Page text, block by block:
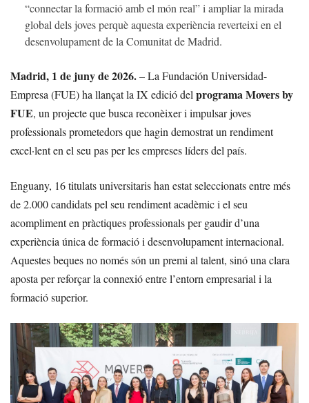
“connectar la formació amb el món real” i ampliar la mirada
global dels joves perquè aquesta experiència reverteixi en el
desenvolupament de la Comunitat de Madrid.
Madrid, 1 de juny de 2026.– La Fundación Universidad-
Empresa (FUE) ha llançat la IX edició delprograma Movers by
FUE, un projecte que busca reconèixer i impulsar joves
professionals prometedors que hagin demostrat un rendiment
excel·lent en el seu pas per les empreses líders del país.
Enguany, 16 titulats universitaris han estat seleccionats entre més
de 2.000 candidats pel seu rendiment acadèmic i el seu
acompliment en pràctiques professionals per gaudir d’una
experiència única de formació i desenvolupament internacional.
Aquestes beques no només són un premi al talent, sinó una clara
aposta per reforçar la connexió entre l’entorn empresarial i la
formació superior.